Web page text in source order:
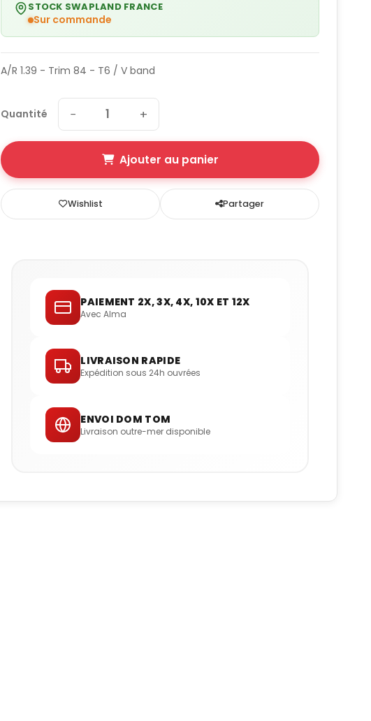
STOCK SWAPLAND FRANCE
Sur commande
A/R 1.39 - Trim 84 - T6 / V band
Quantité − +
Ajouter au panier
Wishlist Partager
PAIEMENT 2X, 3X, 4X, 10X ET 12X
Avec Alma
LIVRAISON RAPIDE
Expédition sous 24h ouvrées
ENVOI DOM TOM
Livraison outre-mer disponible